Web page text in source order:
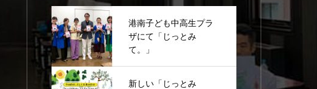
港南子ども中高生プラ
ザにて「じっとみ
て。」
新しい「じっとみ